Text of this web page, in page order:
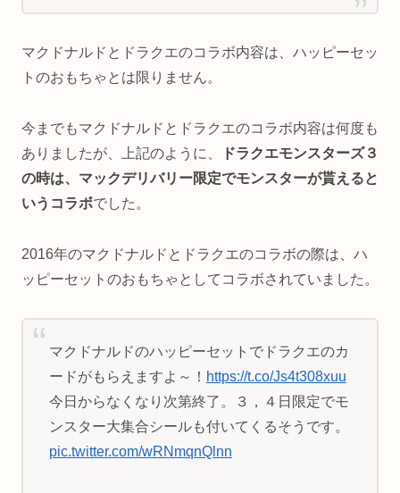
マクドナルドとドラクエのコラボ内容は、ハッピーセッ
トのおもちゃとは限りません。
今までもマクドナルドとドラクエのコラボ内容は何度も
ありましたが、上記のように、
ドラクエモンスターズ３
の時は、マックデリバリー限定でモンスターが貰えると
いうコラボでした。
2016年のマクドナルドとドラクエのコラボの際は、ハ
ッピーセットのおもちゃとしてコラボされていました。
マクドナルドのハッピーセットでドラクエのカ
ードがもらえますよ～！ https://t.co/Js4t308xuu
今日からなくなり次第終了。３，４日限定でモ
ンスター大集合シールも付いてくるそうです。
pic.twitter.com/wRNmqnQlnn